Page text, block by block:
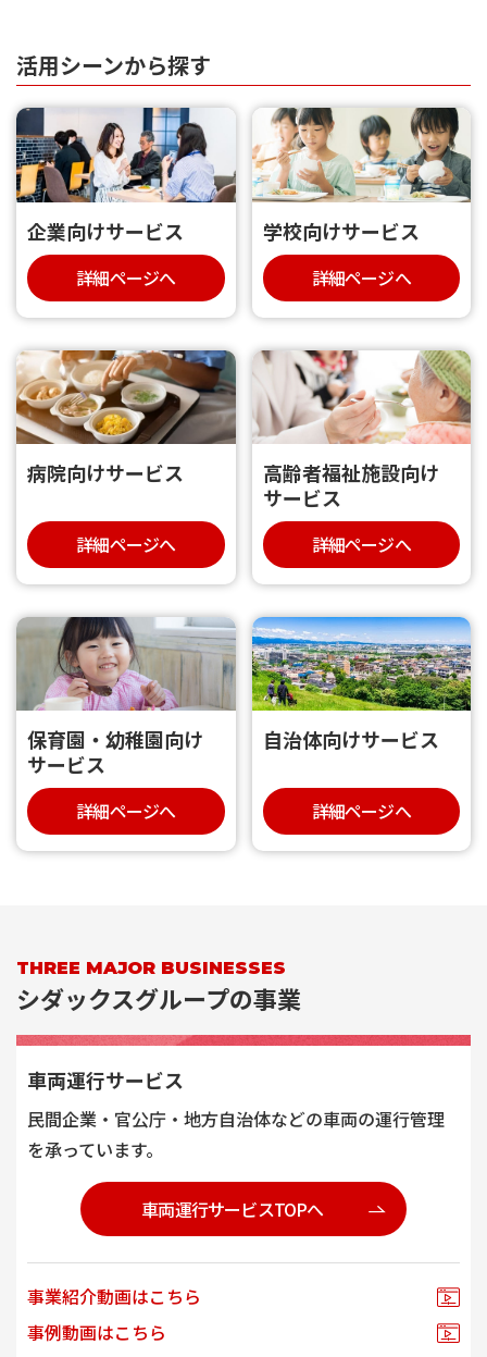
活用シーンから探す
企業向けサービス
詳細ページへ
学校向けサービス
詳細ページへ
病院向けサービス
詳細ページへ
高齢者福祉施設向け
サービス
詳細ページへ
保育園・幼稚園向け
サービス
詳細ページへ
自治体向けサービス
詳細ページへ
THREE MAJOR BUSINESSES
シダックスグループの事業
車両運行サービス
⺠間企業・官公庁・地方自治体などの車両の運⾏管理
を承っています。
車両運行サービスTOPへ
事業紹介動画はこちら
事例動画はこちら